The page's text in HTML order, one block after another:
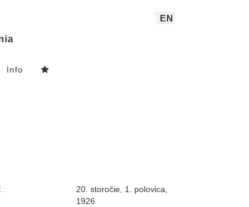
EN
Info
20. storočie, 1. polovica,
1926